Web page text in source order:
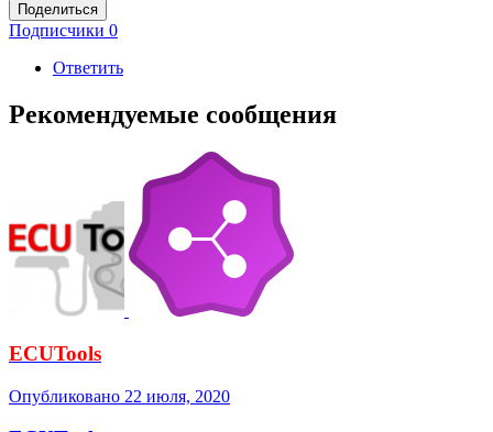
Поделиться
Подписчики 0
Ответить
Рекомендуемые сообщения
ECUTools
Опубликовано 22 июля, 2020